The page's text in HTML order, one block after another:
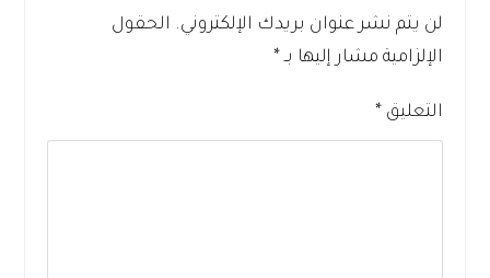
لن يتم نشر عنوان بريدك الإلكتروني. الحقول
الإلزامية مشار إليها بـ *
التعليق *